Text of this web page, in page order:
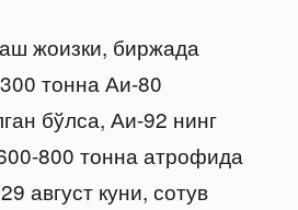
жоизки, биржада
тонна Аи-80
бўлса, Аи-92 нинг
800 тонна атрофида
август куни, сотув